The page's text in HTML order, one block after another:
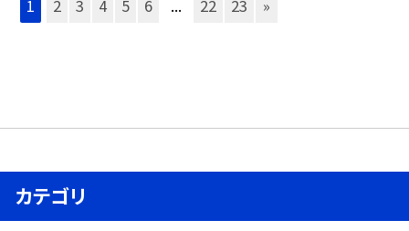
1 2 3 4 5 6 ... 22 23 »
カテゴリ